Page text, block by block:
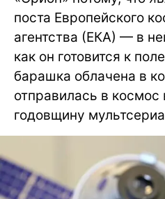
поста Европейского
агентства (ЕКА) — в
как он готовится к
барашка облачена в
отправилась в
годовщину